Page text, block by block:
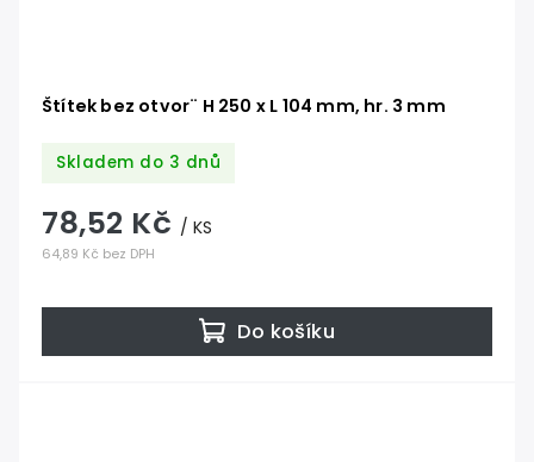
Štítek bez otvor¨ H 250 x L 104 mm, hr. 3 mm
Skladem do 3 dnů
64,89 Kč bez DPH
78,52 Kč / KS
Do košíku